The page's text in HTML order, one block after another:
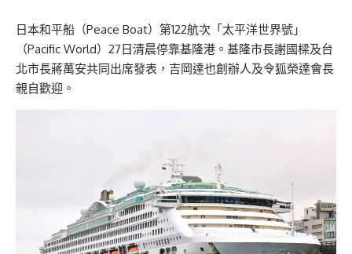
日本和平船（Peace Boat）第122航次「太平洋世界號」
（Pacific World）27日清晨停靠基隆港。基隆市長謝國樑及台
北市長蔣萬安共同出席發表，吉岡達也創辦人及令狐榮達會長
親自歡迎。